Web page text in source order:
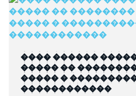
���� ������
����� ��
����� �
������������